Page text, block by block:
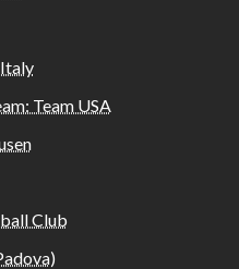
Team USA
Club